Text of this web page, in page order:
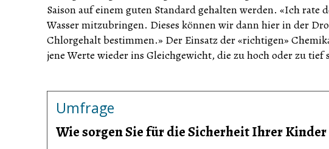
Saison auf einem guten Standard gehalten werden. «Ich
Wasser mitzubringen. Dieses können wir dann hier in der
Chlorgehalt bestimmen.» Der Einsatz der «richtigen»
jene Werte wieder ins Gleichgewicht, die zu hoch oder zu tief
Umfrage
Wie sorgen Sie für die Sicherheit Ihrer